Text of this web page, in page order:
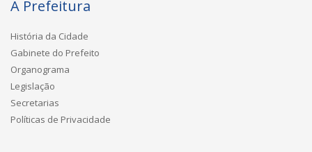
A Prefeitura
História da Cidade
Gabinete do Prefeito
Organograma
Legislação
Secretarias
Políticas de Privacidade